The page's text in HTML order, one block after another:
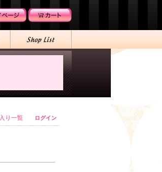
り一覧 ログイン